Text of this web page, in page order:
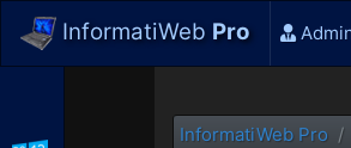
InformatiWeb Pro
InformatiWeb Pro